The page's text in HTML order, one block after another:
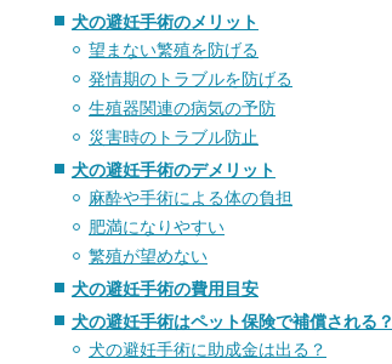
犬の避妊手術のメリット
望まない繁殖を防げる
発情期のトラブルを防げる
生殖器関連の病気の予防
災害時のトラブル防止
犬の避妊手術のデメリット
麻酔や手術による体の負担
肥満になりやすい
繁殖が望めない
犬の避妊手術の費用目安
犬の避妊手術はペット保険で補償される？
犬の避妊手術に助成金は出る？